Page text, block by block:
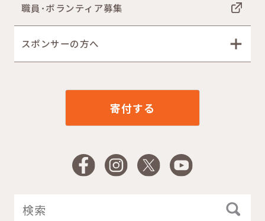
職員･ボランティア募集
スポンサーの方へ
寄付する
FacebookInstagram
X YouTube